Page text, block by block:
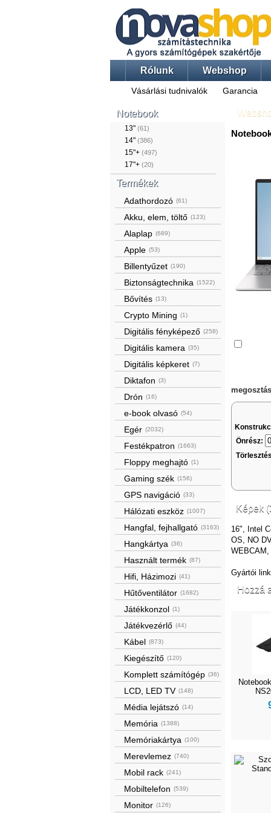
Rólunk Webshop
Vásárlási tudnivalók Garancia
Notebook
13" (61)
14" (386)
15"+ (497)
17"+ (20)
Termékek
Adathordozó (61)
Akku, elem, töltő (123)
Alaplap (689)
Apple (53)
Billentyűzet (190)
Biztonságtechnika (1522)
Bővítés (13)
Crypto Mining (1)
Digitális fényképező (258)
Digitális kamera (35)
Digitális képkeret (7)
Diktafon (3)
Drón (16)
e-book olvasó (54)
Egér (2032)
Festékpatron (1663)
Floppy meghajtó (1)
Gaming szék (156)
GPS navigáció (33)
Hálózati eszköz (1007)
Hangfal, fejhallgató (3163)
Hangkártya (36)
Használt termék (87)
Hifi, Házimozi (41)
Hűtőventilátor (1682)
Játékkonzol (1)
Játékvezérlő (44)
Kábel (873)
Kiegészítő (120)
Komplett számítógép (36)
LCD, LED TV (148)
Média lejátszó (14)
Memória (1388)
Memóriakártya (100)
Merevlemez (740)
Mobil rack (241)
Mobiltelefon (539)
Monitor (126)
Önrész:
Képek
16", Intel
OS, NO
Gyártói
Hozzá